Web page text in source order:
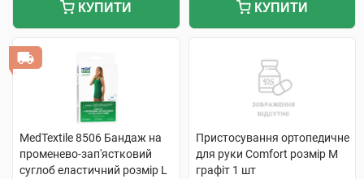
КУПИТИ КУПИТИ
MedTextile 8506 Бандаж на
променево-зап'ястковий
суглоб еластичний розмір L
Пристосування ортопедичне
для руки Comfort розмір M
графіт 1 шт